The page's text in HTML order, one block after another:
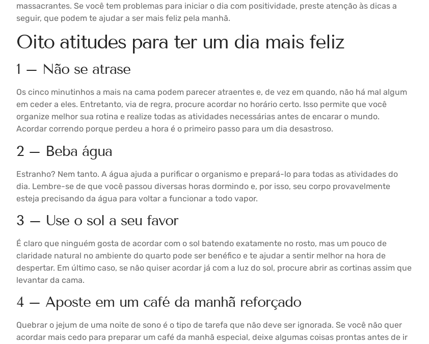
massacrantes. Se você tem problemas para iniciar o dia com positividade, preste atenção às dicas a
seguir, que podem te ajudar a ser mais feliz pela manhã.
Oito atitudes para ter um dia mais feliz
1 – Não se atrase
Os cinco minutinhos a mais na cama podem parecer atraentes e, de vez em quando, não há mal algum
em ceder a eles. Entretanto, via de regra, procure acordar no horário certo. Isso permite que você
organize melhor sua rotina e realize todas as atividades necessárias antes de encarar o mundo.
Acordar correndo porque perdeu a hora é o primeiro passo para um dia desastroso.
2 – Beba água
Estranho? Nem tanto. A água ajuda a purificar o organismo e prepará-lo para todas as atividades do
dia. Lembre-se de que você passou diversas horas dormindo e, por isso, seu corpo provavelmente
esteja precisando da água para voltar a funcionar a todo vapor.
3 – Use o sol a seu favor
É claro que ninguém gosta de acordar com o sol batendo exatamente no rosto, mas um pouco de
claridade natural no ambiente do quarto pode ser benéfico e te ajudar a sentir melhor na hora de
despertar. Em último caso, se não quiser acordar já com a luz do sol, procure abrir as cortinas assim que
levantar da cama.
4 – Aposte em um café da manhã reforçado
Quebrar o jejum de uma noite de sono é o tipo de tarefa que não deve ser ignorada. Se você não quer
acordar mais cedo para preparar um café da manhã especial, deixe algumas coisas prontas antes de ir